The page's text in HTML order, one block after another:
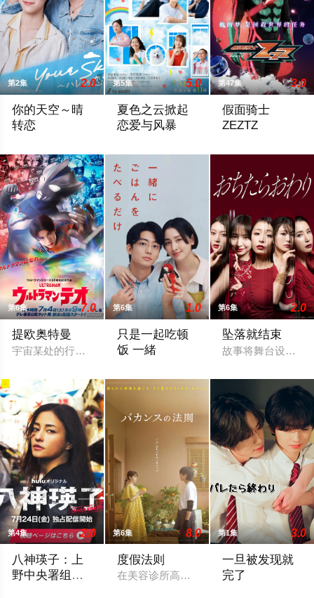
第2集 2.0
你的天空～晴
转恋
第5集 5.0
夏色之云掀起
恋爱与风暴
第47集 3.0
假面骑士
ZEZTZ
第6集 7.0
提欧奥特曼
宇宙某处的行星“H12”这颗与地球极其相似的星球，某日遭到了
第6集 1.0
只是一起吃顿
饭 一緒
第6集 2.0
坠落就结束
故事将舞台设定在
第4集 2.0
八神瑛子：上
野中央署组织
第6集 8.0
度假法则
在美容诊所高强度工作、身心俱疲的星野
第1集 3.0
一旦被发现就
完了